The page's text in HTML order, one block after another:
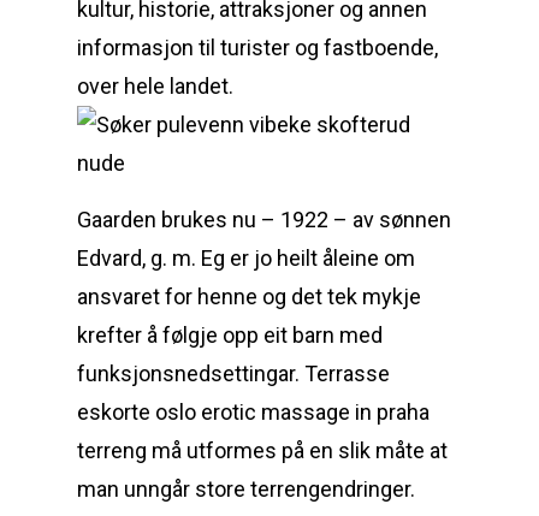
kultur, historie, attraksjoner og annen
informasjon til turister og fastboende,
over hele landet.
Gaarden brukes nu – 1922 – av sønnen
Edvard, g. m. Eg er jo heilt åleine om
ansvaret for henne og det tek mykje
krefter å følgje opp eit barn med
funksjonsnedsettingar. Terrasse
eskorte oslo erotic massage in praha
terreng må utformes på en slik måte at
man unngår store terrengendringer.